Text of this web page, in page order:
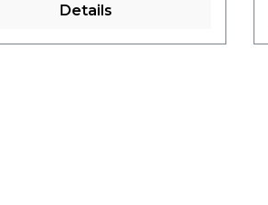
Details